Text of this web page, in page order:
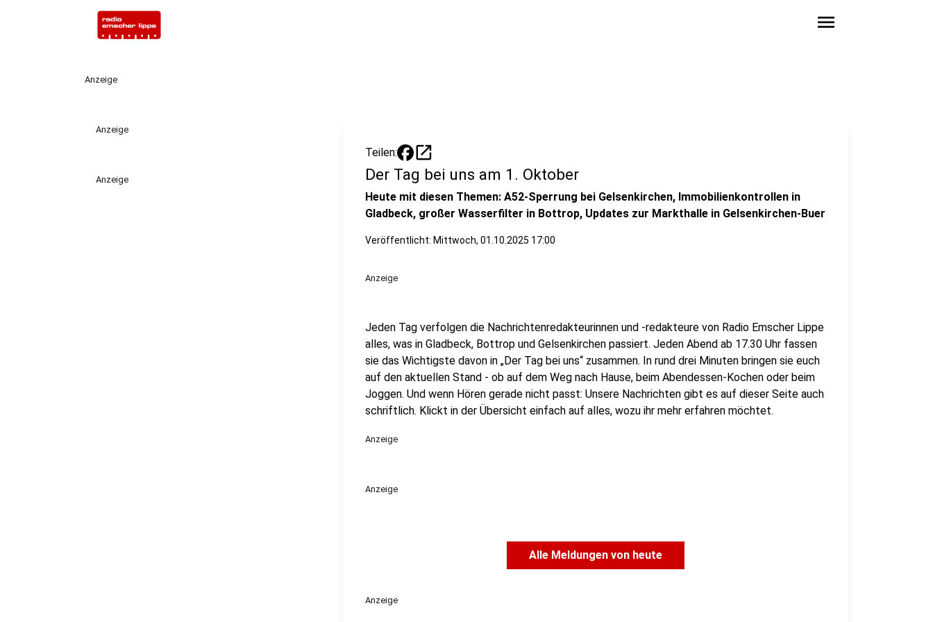
menu
Anzeige
Anzeige
Anzeige
Teilen: open_in_new
Der Tag bei uns am 1. Oktober
Heute mit diesen Themen: A52-Sperrung bei Gelsenkirchen, Immobilienkontrollen in
Gladbeck, großer Wasserfilter in Bottrop, Updates zur Markthalle in Gelsenkirchen-Buer
Veröffentlicht: Mittwoch, 01.10.2025 17:00
Anzeige
Jeden Tag verfolgen die Nachrichtenredakteurinnen und -redakteure von Radio Emscher Lippe
alles, was in Gladbeck, Bottrop und Gelsenkirchen passiert. Jeden Abend ab 17.30 Uhr fassen
sie das Wichtigste davon in „Der Tag bei uns“ zusammen. In rund drei Minuten bringen sie euch
auf den aktuellen Stand - ob auf dem Weg nach Hause, beim Abendessen-Kochen oder beim
Joggen. Und wenn Hören gerade nicht passt: Unsere Nachrichten gibt es auf dieser Seite auch
schriftlich. Klickt in der Übersicht einfach auf alles, wozu ihr mehr erfahren möchtet.
Anzeige
Anzeige
Alle Meldungen von heute
Anzeige